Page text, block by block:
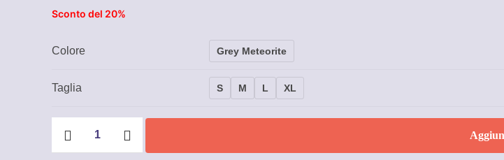
Sconto del 20%
Colore Grey Meteorite
Taglia S M L XL
con